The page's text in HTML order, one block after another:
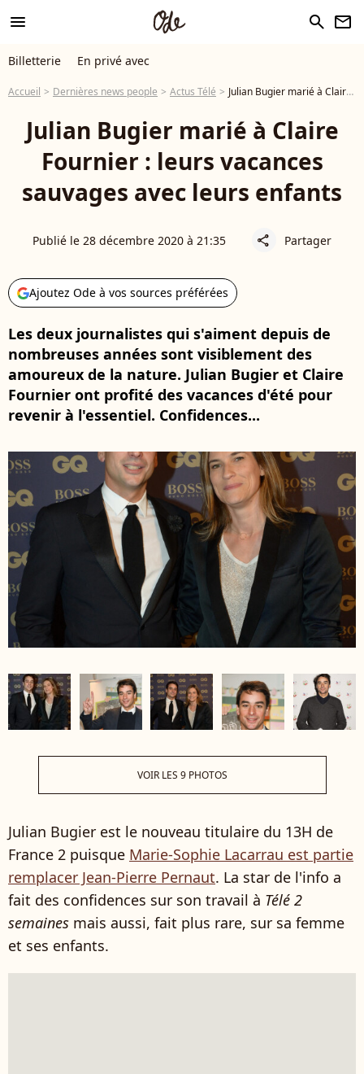
menu search newsletter
Billetterie En privé avec
Accueil Dernières news people Actus Télé Julian Bugier marié à Claire Fournier : leurs vacances sauvages avec leurs enfants
Julian Bugier marié à Claire
Fournier : leurs vacances
sauvages avec leurs enfants
Publié le 28 décembre 2020 à 21:35 share Partager
Ajoutez Ode à vos sources préférées
Les deux journalistes qui s'aiment depuis de
nombreuses années sont visiblement des
amoureux de la nature. Julian Bugier et Claire
Fournier ont profité des vacances d'été pour
revenir à l'essentiel. Confidences...
VOIR LES 9 PHOTOS
Julian Bugier est le nouveau titulaire du 13H de
France 2 puisque Marie-Sophie Lacarrau est partie
remplacer Jean-Pierre Pernaut. La star de l'info a
fait des confidences sur son travail à Télé 2
semaines mais aussi, fait plus rare, sur sa femme
et ses enfants.